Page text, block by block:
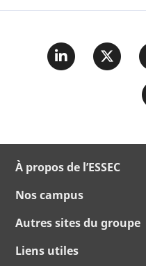
À propos de l’ESSEC
Nos campus
Autres sites du groupe
Liens utiles